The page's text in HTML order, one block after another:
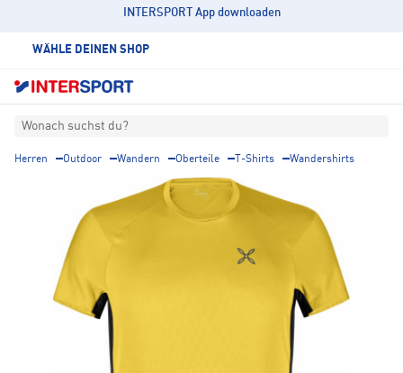
INTERSPORT App downloaden
WÄHLE DEINEN SHOP
Wonach suchst du?
Herren Outdoor Wandern Oberteile T-Shirts Wandershirts